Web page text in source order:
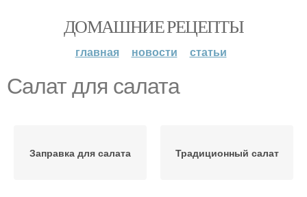
ДОМАШНИЕ РЕЦЕПТЫ
главная новости статьи
Салат для салата
Заправка для салата Традиционный салат